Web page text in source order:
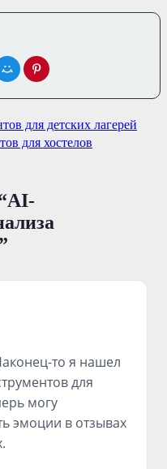
для детских лагерей
для хостелов
AI-
”
то я нашел
для
могу
эмоции в отзывах